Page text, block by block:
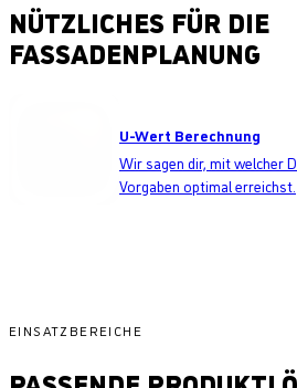
NÜTZLICHES FÜR DIE
FASSADENPLANUNG
U-Wert Berechnung
Wir sagen dir, mit welcher
Vorgaben optimal erreichst.
EINSATZBEREICHE